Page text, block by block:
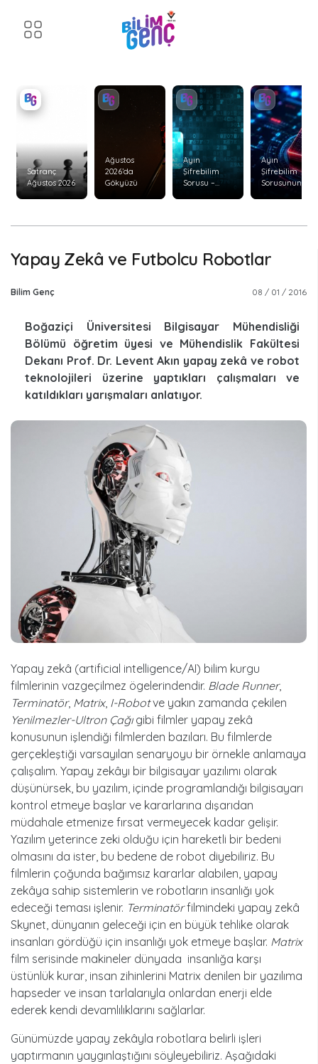
Satranç
Ağustos 2026
Ağustos
2026’da
Gökyüzü
Ayın
Şifrebilim
Sorusu –
Ayın
Şifrebilim
Sorusunun
Yapay Zekâ ve Futbolcu Robotlar
Bilim Genç 08 / 01 / 2016
Boğaziçi Üniversitesi Bilgisayar Mühendisliği
Bölümü öğretim üyesi ve Mühendislik Fakültesi
Dekanı Prof. Dr. Levent Akın yapay zekâ ve robot
teknolojileri üzerine yaptıkları çalışmaları ve
katıldıkları yarışmaları anlatıyor.
Yapay zekâ (artificial intelligence/AI) bilim kurgu
filmlerinin vazgeçilmez ögelerindendir. Blade Runner,
Terminatör, Matrix, I-Robotve yakın zamanda çekilen
Yenilmezler-Ultron Çağıgibi filmler yapay zekâ
konusunun işlendiği filmlerden bazıları. Bu filmlerde
gerçekleştiği varsayılan senaryoyu bir örnekle anlamaya
çalışalım. Yapay zekâyı bir bilgisayar yazılımı olarak
düşünürsek, bu yazılım, içinde programlandığı bilgisayarı
kontrol etmeye başlar ve kararlarına dışarıdan
müdahale etmenize fırsat vermeyecek kadar gelişir.
Yazılım yeterince zeki olduğu için hareketli bir bedeni
olmasını da ister, bu bedene de robot diyebiliriz. Bu
filmlerin çoğunda bağımsız kararlar alabilen, yapay
zekâya sahip sistemlerin ve robotların insanlığı yok
edeceği teması işlenir. Terminatörfilmindeki yapay zekâ
Skynet, dünyanın geleceği için en büyük tehlike olarak
insanları gördüğü için insanlığı yok etmeye başlar. Matrix
film serisinde makineler dünyada insanlığa karşı
üstünlük kurar, insan zihinlerini Matrix denilen bir yazılıma
hapseder ve insan tarlalarıyla onlardan enerji elde
ederek kendi devamlılıklarını sağlarlar.
Günümüzde yapay zekâyla robotlara belirli işleri
yaptırmanın yaygınlaştığını söyleyebiliriz. Aşağıdaki